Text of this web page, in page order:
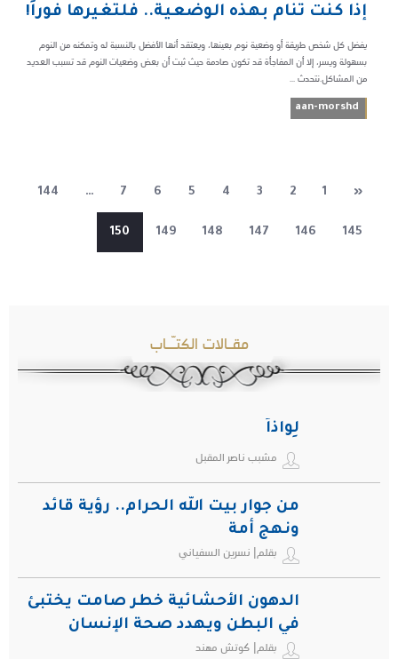
إذا كنت تنام بهذه الوضعية.. فلتغيرها فوراً!
يفضل كل شخص طريقة أو وضعية نوم بعينها، ويعتقد أنها الأفضل بالنسبة له وتمكنه من النوم
بسهولة ويسر، إلا أن المفاجأة قد تكون صادمة حيث ثبت أن بعض وضعيات النوم قد تسبب العديد
من المشاكل.نتحدث ...
aan-morshd
«
1
2
3
4
5
6
7
…
144
145
146
147
148
149
150
مقـالات الكتـّـاب
لِواذاً
مشبب ناصر المقبل
من جوار بيت الله الحرام.. رؤية قائد
ونهج أمة
بقلم| نسرين السفياني
الدهون الأحشائية خطر صامت يختبئ
في البطن ويهدد صحة الإنسان
بقلم| كوتش مهند